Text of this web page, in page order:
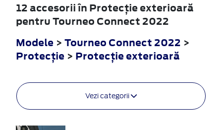
12 accesorii în Protecţie exterioară
pentru Tourneo Connect 2022
Modele > Tourneo Connect 2022 >
Protecţie > Protecţie exterioară
Vezi categorii